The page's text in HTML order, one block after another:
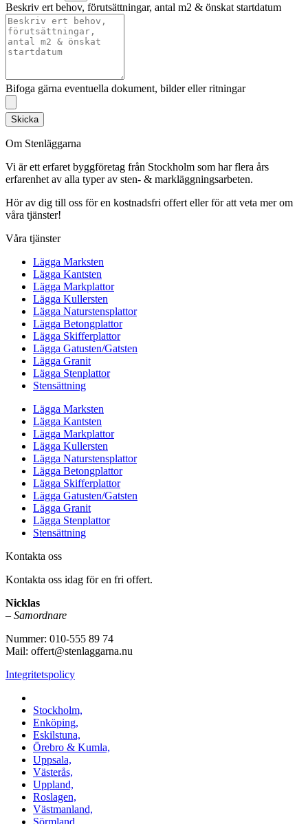
Beskriv ert behov, förutsättningar, antal m2 & önskat startdatum
Bifoga gärna eventuella dokument, bilder eller ritningar
Skicka
Om Stenläggarna
Vi är ett erfaret byggföretag från Stockholm som har flera års
erfarenhet av alla typer av sten- & markläggningsarbeten.
Hör av dig till oss för en kostnadsfri offert eller för att veta mer om
våra tjänster!
Våra tjänster
Lägga Marksten
Lägga Kantsten
Lägga Markplattor
Lägga Kullersten
Lägga Naturstensplattor
Lägga Betongplattor
Lägga Skifferplattor
Lägga Gatusten/Gatsten
Lägga Granit
Lägga Stenplattor
Stensättning
Lägga Marksten
Lägga Kantsten
Lägga Markplattor
Lägga Kullersten
Lägga Naturstensplattor
Lägga Betongplattor
Lägga Skifferplattor
Lägga Gatusten/Gatsten
Lägga Granit
Lägga Stenplattor
Stensättning
Kontakta oss
Kontakta oss idag för en fri offert.
Nicklas
– Samordnare
Nummer: 010-555 89 74
Mail: offert@stenlaggarna.nu
Integritetspolicy
Stockholm,
Enköping,
Eskilstuna,
Örebro & Kumla,
Uppsala,
Västerås,
Uppland,
Roslagen,
Västmanland,
Sörmland,